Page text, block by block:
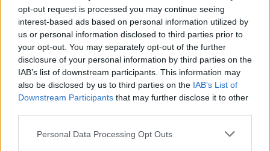
opt-out request is processed you may continue seeing
interest-based ads based on personal information utilized by
us or personal information disclosed to third parties prior to
your opt-out. You may separately opt-out of the further
disclosure of your personal information by third parties on the
IAB’s list of downstream participants. This information may
also be disclosed by us to third parties on the IAB’s List of
Downstream Participants that may further disclose it to other
Personal Data Processing Opt Outs